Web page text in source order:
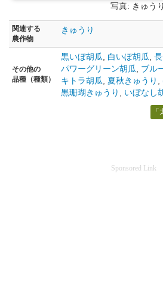
写真: きゅうり
関連する
農作物
きゅうり
その他の
品種（種類）
黒いぼ胡瓜 白いぼ胡瓜
パワーグリーン胡瓜
ブル
キトラ胡瓜
夏秋きゅうり
黒珊瑚きゅうり
いぼなし
Sponsored Link